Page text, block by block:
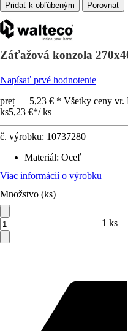
Porovnať
Záťažová konzola
Napísať prvé hodnotenie
preț — 5,23 € * Všetky ceny vr.
ks5,23 €*/ ks
č. výrobku: 10737280
Materiál: Oceľ
Viac informácií o výrobku
Množstvo (ks)
1 ks